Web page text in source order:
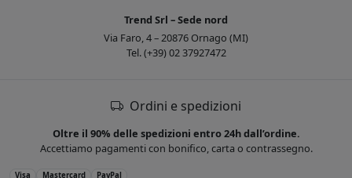
Trend Srl – Sede nord
Via Faro, 4 – 20876 Ornago (MI)
Tel. (+39) 02 37927472
Ordini e spedizioni
Oltre il 90% delle spedizioni entro 24h dall’ordine.
Accettiamo pagamenti con bonifico, carta o contrassegno.
Visa Mastercard PayPal